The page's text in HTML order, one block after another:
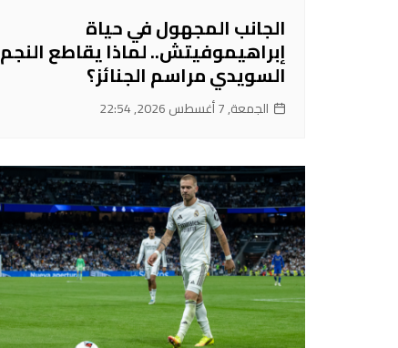
الجانب المجهول في حياة
إبراهيموفيتش.. لماذا يقاطع النجم
السويدي مراسم الجنائز؟
الجمعة, 7 أغسطس 2026, 22:54